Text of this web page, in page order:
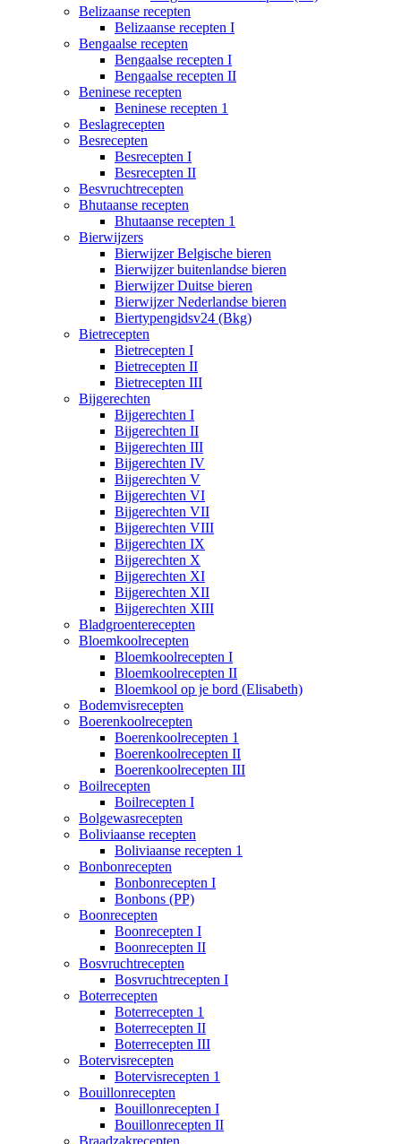
Belizaanse recepten
Belizaanse recepten I
Bengaalse recepten
Bengaalse recepten I
Bengaalse recepten II
Beninese recepten
Beninese recepten 1
Beslagrecepten
Besrecepten
Besrecepten I
Besrecepten II
Besvruchtrecepten
Bhutaanse recepten
Bhutaanse recepten 1
Bierwijzers
Bierwijzer Belgische bieren
Bierwijzer buitenlandse bieren
Bierwijzer Duitse bieren
Bierwijzer Nederlandse bieren
Biertypengidsv24 (Bkg)
Bietrecepten
Bietrecepten I
Bietrecepten II
Bietrecepten III
Bijgerechten
Bijgerechten I
Bijgerechten II
Bijgerechten III
Bijgerechten IV
Bijgerechten V
Bijgerechten VI
Bijgerechten VII
Bijgerechten VIII
Bijgerechten IX
Bijgerechten X
Bijgerechten XI
Bijgerechten XII
Bijgerechten XIII
Bladgroenterecepten
Bloemkoolrecepten
Bloemkoolrecepten I
Bloemkoolrecepten II
Bloemkool op je bord (Elisabeth)
Bodemvisrecepten
Boerenkoolrecepten
Boerenkoolrecepten 1
Boerenkoolrecepten II
Boerenkoolrecepten III
Boilrecepten
Boilrecepten I
Bolgewasrecepten
Boliviaanse recepten
Boliviaanse recepten 1
Bonbonrecepten
Bonbonrecepten I
Bonbons (PP)
Boonrecepten
Boonrecepten I
Boonrecepten II
Bosvruchtrecepten
Bosvruchtrecepten I
Boterrecepten
Boterrecepten 1
Boterrecepten II
Boterrecepten III
Botervisrecepten
Botervisrecepten 1
Bouillonrecepten
Bouillonrecepten I
Bouillonrecepten II
Braadzakrecepten